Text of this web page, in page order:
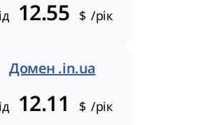
12.55 $ /рік
Домен .in.ua
12.11 $ /рік